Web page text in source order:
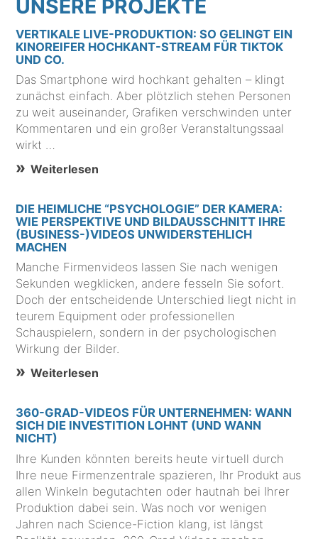
UNSERE PROJEKTE
VERTIKALE LIVE-PRODUKTION: SO GELINGT EIN
KINOREIFER HOCHKANT-STREAM FÜR TIKTOK
UND CO.
Das Smartphone wird hochkant gehalten – klingt
zunächst einfach. Aber plötzlich stehen Personen
zu weit auseinander, Grafiken verschwinden unter
Kommentaren und ein großer Veranstaltungssaal
wirkt …
Weiterlesen
DIE HEIMLICHE “PSYCHOLOGIE” DER KAMERA:
WIE PERSPEKTIVE UND BILDAUSSCHNITT IHRE
(BUSINESS-)VIDEOS UNWIDERSTEHLICH
MACHEN
Manche Firmenvideos lassen Sie nach wenigen
Sekunden wegklicken, andere fesseln Sie sofort.
Doch der entscheidende Unterschied liegt nicht in
teurem Equipment oder professionellen
Schauspielern, sondern in der psychologischen
Wirkung der Bilder.
Weiterlesen
360-GRAD-VIDEOS FÜR UNTERNEHMEN: WANN
SICH DIE INVESTITION LOHNT (UND WANN
NICHT)
Ihre Kunden könnten bereits heute virtuell durch
Ihre neue Firmenzentrale spazieren, Ihr Produkt aus
allen Winkeln begutachten oder hautnah bei Ihrer
Produktion dabei sein. Was noch vor wenigen
Jahren nach Science-Fiction klang, ist längst